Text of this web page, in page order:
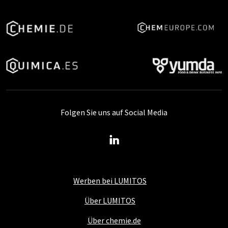
Werben bei LUMITOS
Über LUMITOS
Über chemie.de
Folgen Sie uns auf Social Media